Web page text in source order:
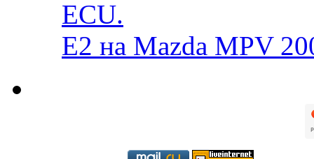
ECU.
E2 на Mazda MPV